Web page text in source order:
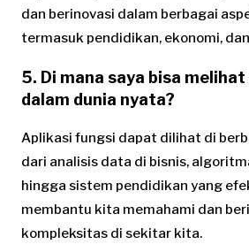
dan berinovasi dalam berbagai
termasuk pendidikan, ekonomi,
5. Di mana saya bisa
dalam dunia nyata?
Aplikasi fungsi dapat dilihat di
dari analisis data di bisnis,
hingga sistem pendidikan yang
membantu kita memahami dan
kompleksitas di sekitar kita.